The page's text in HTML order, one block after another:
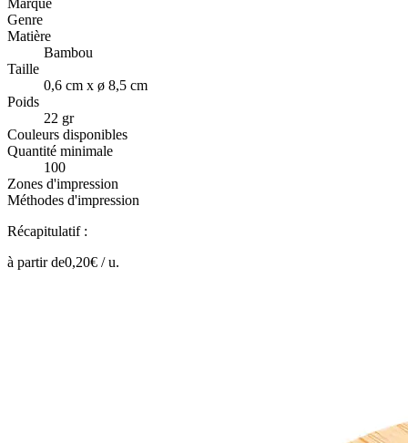
Genre
Matière
Bambou
Taille
0,6 cm x ø 8,5 cm
Poids
22 gr
Couleurs disponibles
Quantité minimale
100
Zones d'impression
Méthodes d'impression
Récapitulatif :
à partir de0,20€ /u.